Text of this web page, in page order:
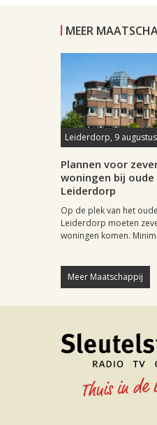
MEER
Leiderdorp, 9
Plannen voor
woningen bij
Leiderdorp
Op de plek van het
Leiderdorp moeten
woningen komen.
Meer Maatschappij